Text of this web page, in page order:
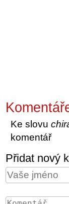
Ke slovu
komentář
Přidat nový